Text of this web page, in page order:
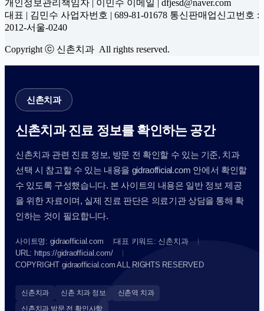
개인정보관리책임자 | 이민수 이메일 | dfjesd@naver.com
대표 | 김민수 사업자번호 | 689-81-01678 통신판매업신고번호 :
2012-서울-0240
Copyright ⓒ 신촌치과 All rights reserved.
신촌치과
신촌치과 진료 정보를 확인하는 공간
신촌치과 관련 진료 정보, 방문 전 확인할 수 있는 기준, 치과
선택 시 참고할 수 있는 내용을 gidraofficial.com 안에서 확인할
수 있도록 구성했습니다. 본 사이트의 내용은 일반 정보 제공
을 위한 자료이며, 실제 진료 판단은 의료기관 상담을 통해 확
인하는 것이 필요합니다.
사이트명: gidraofficial.com
대표 키워드: 신촌치과
URL: https://gidraofficial.com/
COPYRIGHT gidraofficial.com ALL RIGHTS RESERVED
신촌치과 신촌 치과 정보
신촌역 치과
신촌치과 방문 전 확인사항